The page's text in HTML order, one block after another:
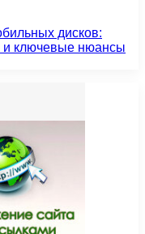
дисков:
и ключевые нюансы